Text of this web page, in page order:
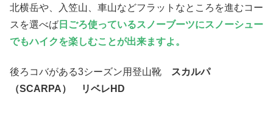
北横岳や、入笠山、車山などフラットなところを進むコー
スを選べば 日ごろ使っているスノーブーツにスノーシュー
でもハイクを楽しむことが出来ますよ。
後ろコバがある3シーズン用登山靴 スカルパ
（SCARPA） リベレHD